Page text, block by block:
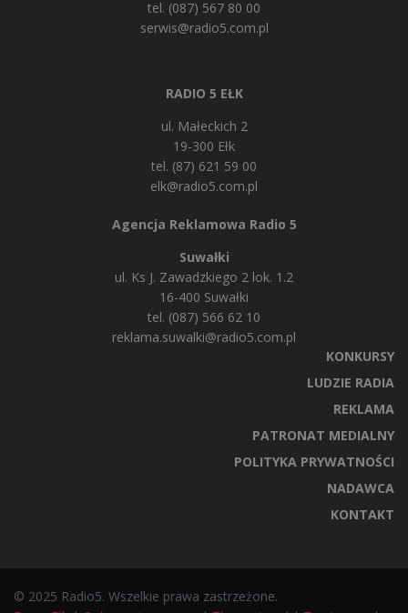
tel. (087) 567 80 00
serwis@radio5.com.pl
RADIO 5 EŁK
ul. Małeckich 2
19-300 Ełk
tel. (87) 621 59 00
elk@radio5.com.pl
Agencja Reklamowa Radio 5
Suwałki
ul. Ks J. Zawadzkiego 2 lok. 1.2
16-400 Suwałki
tel. (087) 566 62 10
reklama.suwalki@radio5.com.pl
KONKURSY
LUDZIE RADIA
REKLAMA
PATRONAT MEDIALNY
POLITYKA PRYWATNOŚCI
NADAWCA
KONTAKT
© 2025 Radio5. Wszelkie prawa zastrzeżone.